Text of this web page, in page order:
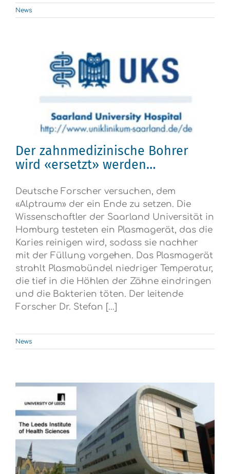
News
Der zahnmedizinische Bohrer
wird «ersetzt» werden…
Deutsche Forscher versuchen, dem
«Alptraum» der ein Ende zu setzen. Die
Wissenschaftler der Saarland Universität in
Homburg testeten ein Plasmagerät, das die
Karies reinigen wird, sodass sie nachher
mit der Füllung vorgehen. Das Plasmagerät
strahlt Plasmabündel niedriger Temperatur,
die tief in die Höhlen der Zähne eindringen
und die Bakterien töten. Der leitende
Forscher Dr. Stefan [...]
News